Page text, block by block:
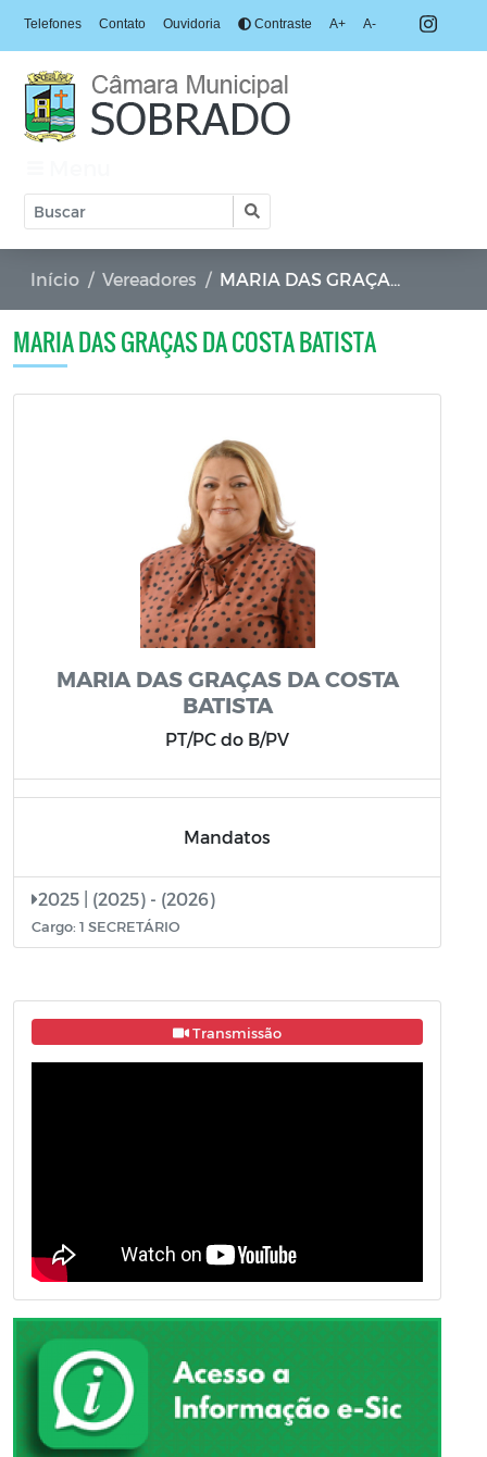
Telefones Contato Ouvidoria Contraste A+ A-
Início Vereadores MARIA DAS GRAÇAS DA COSTA BATISTA
MARIA DAS GRAÇAS DA COSTA BATISTA
MARIA DAS GRAÇAS DA COSTA
BATISTA
PT/PC do B/PV
Mandatos
2025 | (2025) - (2026)
Cargo: 1 SECRETÁRIO
Transmissão